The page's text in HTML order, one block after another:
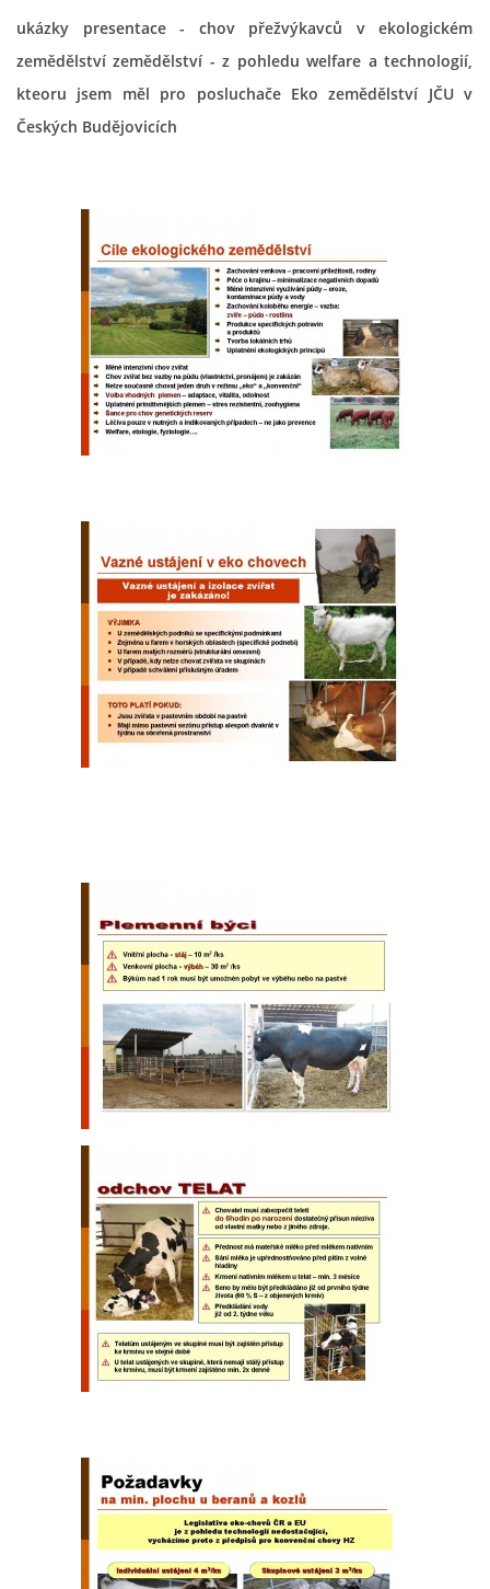
ukázky presentace - chov přežvýkavců v ekologickém
zemědělství zemědělství - z pohledu welfare a technologií,
kteoru jsem měl pro posluchače Eko zemědělství JČU v
Českých Budějovicích